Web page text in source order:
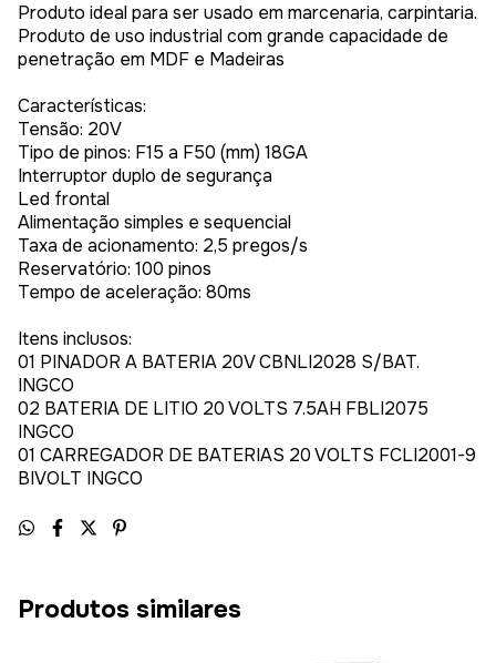
Produto ideal para ser usado em marcenaria, carpintaria.
Produto de uso industrial com grande capacidade de
penetração em MDF e Madeiras
Características:
Tensão: 20V
Tipo de pinos: F15 a F50 (mm) 18GA
Interruptor duplo de segurança
Led frontal
Alimentação simples e sequencial
Taxa de acionamento: 2,5 pregos/s
Reservatório: 100 pinos
Tempo de aceleração: 80ms
Itens inclusos:
01 PINADOR A BATERIA 20V CBNLI2028 S/BAT.
INGCO
02 BATERIA DE LITIO 20 VOLTS 7.5AH FBLI2075
INGCO
01 CARREGADOR DE BATERIAS 20 VOLTS FCLI2001-9
BIVOLT INGCO
Produtos similares